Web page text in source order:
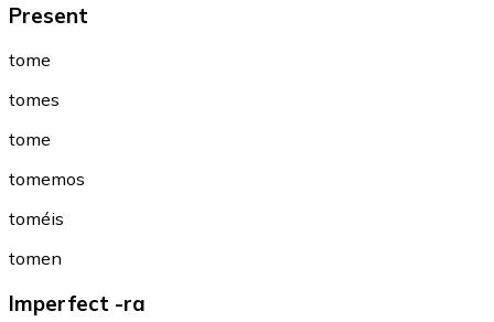
Present
tome
tomes
tome
tomemos
toméis
tomen
Imperfect -ra